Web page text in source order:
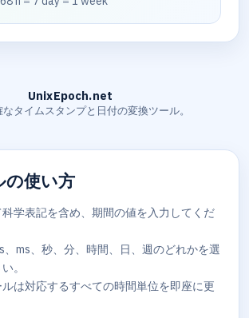
UnixEpoch.net
タイムスタンプと日付の変換ツール。
の使い方
学表記を含め、期間の値を入力してくだ
、ms、秒、分、時間、日、週のどれかを選
。
は対応するすべての時間単位を即座に更